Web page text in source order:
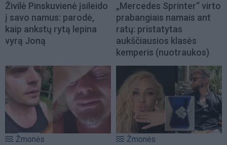
Živilė Pinskuvienė įsileido
į savo namus: parodė,
kaip ankstų rytą lepina
vyrą Joną
„Mercedes Sprinter“ virto
prabangiais namais ant
ratų: pristatytas
aukščiausios klasės
kemperis (nuotraukos)
Žmonės Žmonės